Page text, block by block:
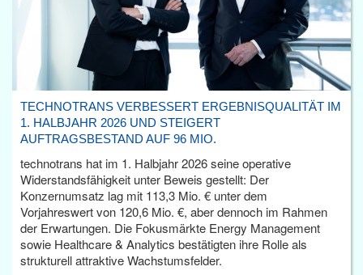
TECHNOTRANS VERBESSERT ERGEBNISQUALITÄT IM
1. HALBJAHR 2026 UND STEIGERT
AUFTRAGSBESTAND AUF 96 MIO.
technotrans hat im 1. Halbjahr 2026 seine operative
Widerstandsfähigkeit unter Beweis gestellt: Der
Konzernumsatz lag mit 113,3 Mio. € unter dem
Vorjahreswert von 120,6 Mio. €, aber dennoch im Rahmen
der Erwartungen. Die Fokusmärkte Energy Management
sowie Healthcare & Analytics bestätigten ihre Rolle als
strukturell attraktive Wachstumsfelder.